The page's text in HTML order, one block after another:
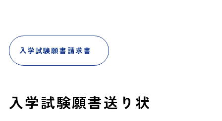
入学試験願書請求書
入学試験願書送り状